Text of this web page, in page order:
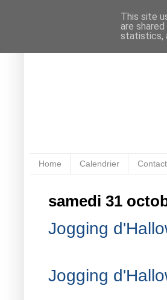
Home Calendrier
samedi 31
Jogging
Jogging
This site
are
statistics,